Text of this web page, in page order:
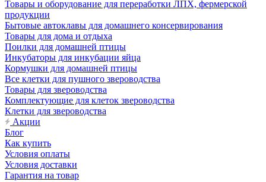
Товары и оборудование для переработки ЛПХ, фермерской
продукции
Бытовые автоклавы для домашнего консервирования
Товары для дома и отдыха
Поилки для домашней птицы
Инкубаторы для инкубации яйца
Кормушки для домашней птицы
Все клетки для пушного звероводства
Товары для звероводства
Комплектующие для клеток звероводства
Клетки для звероводства
Акции
Блог
Как купить
Условия оплаты
Условия доставки
Гарантия на товар